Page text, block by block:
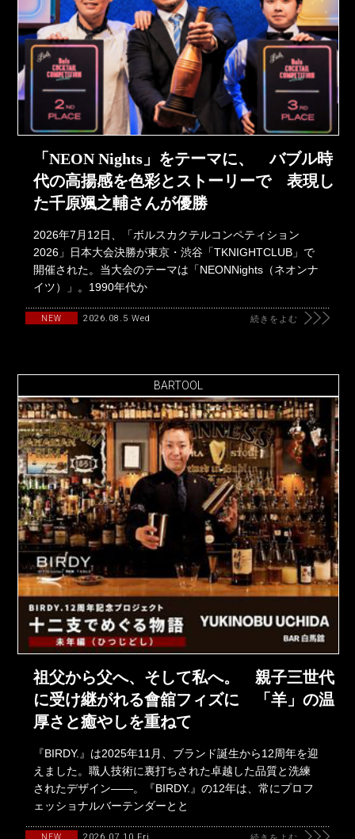
「NEON Nights」をテーマに、 バブル時
代の高揚感を色彩とストーリーで 表現し
た千原颯之輔さんが優勝
2026年7月12日、「ボルスカクテルコンペティション
2026」日本大会決勝が東京・渋谷「TKNIGHTCLUB」で
開催された。当大会のテーマは「NEONNights（ネオンナ
イツ）」。1990年代か
NEW 2026.08.5 Wed 続きをよむ
BARTOOL
祖父から父へ、そして私へ。 親子三世代
に受け継がれる會舘フィズに 「羊」の温
厚さと癒やしを重ねて
『BIRDY.』は2025年11月、ブランド誕生から12周年を迎
えました。職人技術に裏打ちされた卓越した品質と洗練
されたデザイン――。『BIRDY.』の12年は、常にプロフ
ェッショナルバーテンダーとと
NEW 2026.07.10 Fri